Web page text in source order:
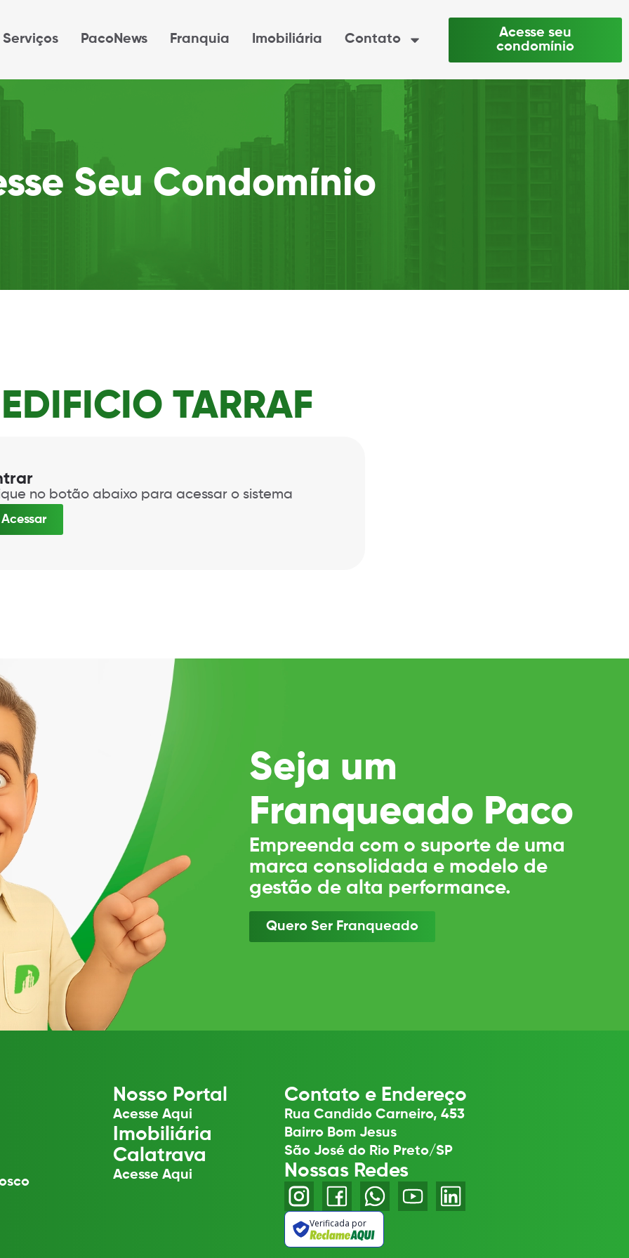
Serviços PacoNews Franquia Imobiliária Contato
Acesse seu
condomínio
Seu Condomínio
EDIFICIO TARRAF
no botão abaixo para acessar o sistema
Acessar
Seja um
Franqueado Paco
Empreenda com o suporte de uma
marca consolidada e modelo de
gestão de alta performance.
Quero Ser Franqueado
Nosso Portal
Acesse Aqui
Imobiliária
Calatrava
Acesse Aqui
Contato e Endereço
Rua Candido Carneiro, 453
Bairro Bom Jesus
São José do Rio Preto/SP
Nossas Redes
Verificada por